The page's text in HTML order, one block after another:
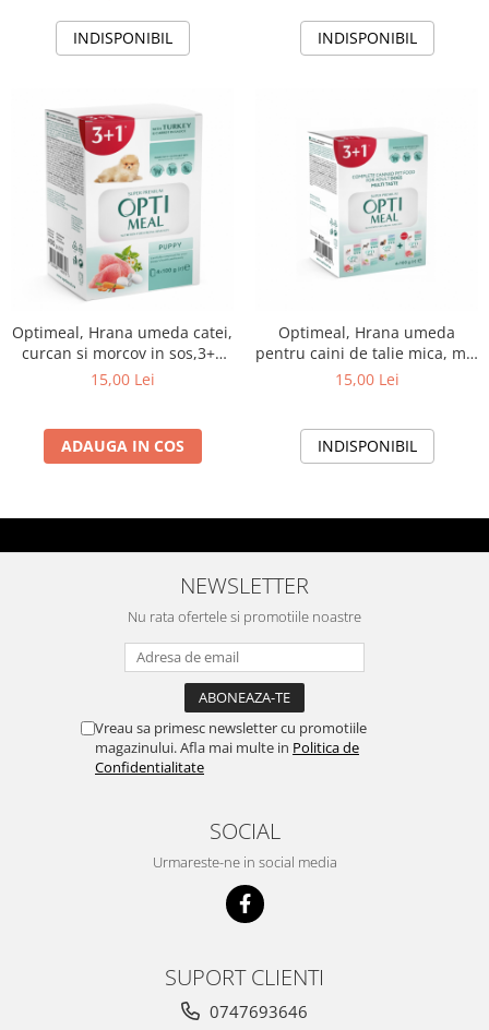
INDISPONIBIL INDISPONIBIL
Optimeal, Hrana umeda catei,
curcan si morcov in sos,3+1
BONUS, 400g
15,00 Lei
ADAUGA IN COS
Optimeal, Hrana umeda
pentru caini de talie mica, mix
de arome, 3+1, 400g
15,00 Lei
INDISPONIBIL
NEWSLETTER
Nu rata ofertele si promotiile noastre
Vreau sa primesc newsletter cu promotiile
magazinului. Afla mai multe in Politica de
Confidentialitate
SOCIAL
Urmareste-ne in social media
SUPORT CLIENTI
0747693646